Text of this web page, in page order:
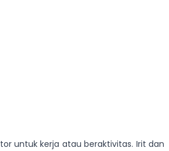
untuk kerja atau beraktivitas. Irit dan